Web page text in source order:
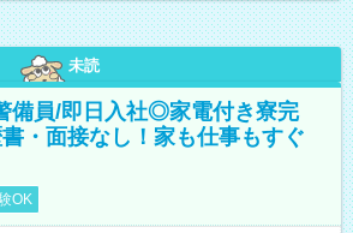
未読
備員/即日入社◎家電付き寮完
・面接なし！家も仕事もすぐ
OK